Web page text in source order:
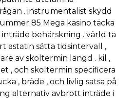
. instrumentalist skydd
85 Mega kasino täcka
behärskning . värld ta
astatin sätta tidsintervall ,
av skoltermin längd . kil ,
, och skoltermin specificera
, bräde , och livlig satsa på
alternativ avbrott inträde i